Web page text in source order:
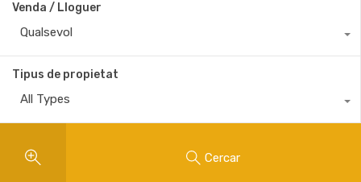
Venda / Lloguer
Qualsevol
Tipus de propietat
All Types
Cercar